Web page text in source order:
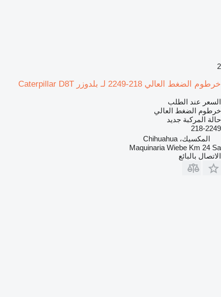
2
خرطوم الضغط العالي 218-2249 لـ بلدوزر Caterpillar D8T
السعر عند الطلب
خرطوم الضغط العالي
حالة المركبة جديد
218-2249
المكسيك، Chihuahua
Maquinaria Wiebe Km 24 Sa
الاتصال بالبائع